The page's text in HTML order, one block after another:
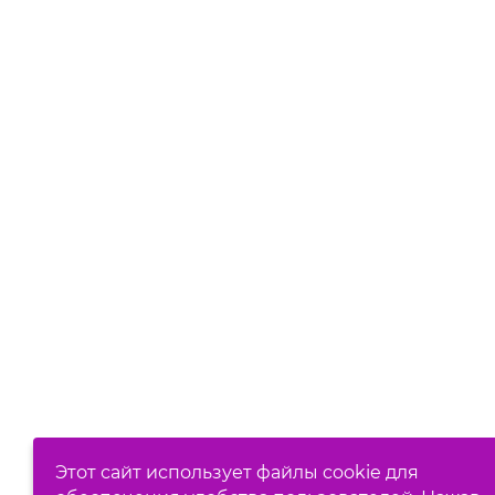
Этот сайт использует файлы cookie для